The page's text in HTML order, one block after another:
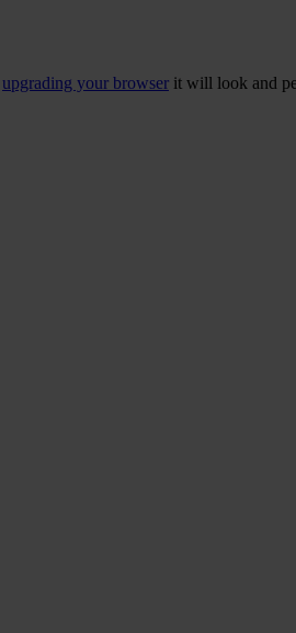
upgrading your browser it will look and